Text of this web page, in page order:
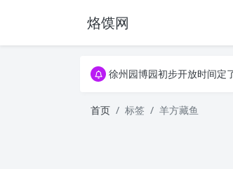
烙馍网16796个OpenClaw Skills
徐州园博园初步开放时间定
徐州园博园初步开放时间定
首页 标签 羊方藏鱼